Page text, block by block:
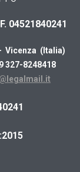
04521840241
Vicenza (Italia)
327-8248418